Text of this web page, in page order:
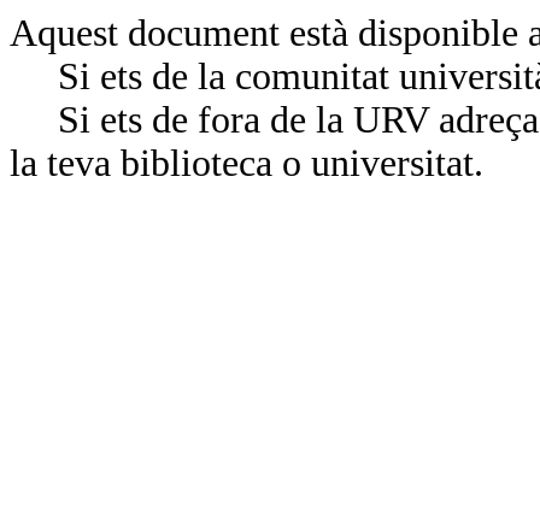
Aquest document està
Si ets de la comunitat
Si ets de fora de la URV
la teva biblioteca o universitat.